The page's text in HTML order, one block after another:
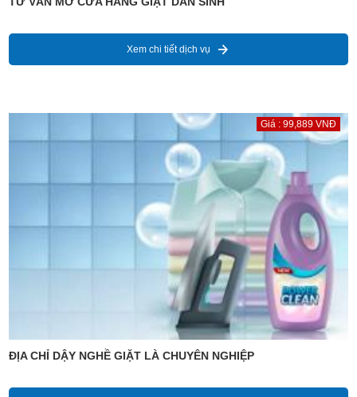
Xem chi tiết dịch vụ
Giá : 99,889 VNĐ
ĐỊA CHỈ DẬY NGHỀ GIẶT LÀ CHUYÊN NGHIỆP